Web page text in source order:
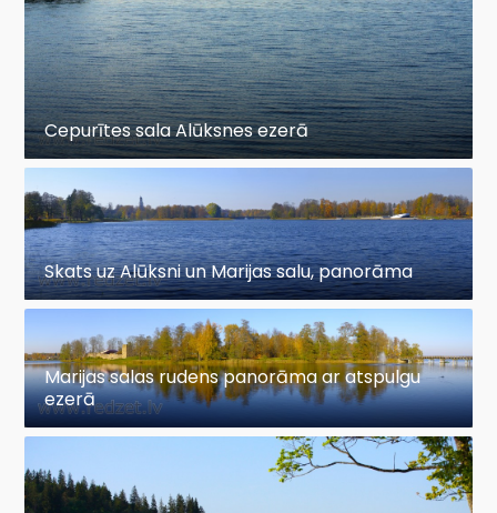
Cepurītes sala Alūksnes ezerā
Skats uz Alūksni un Marijas salu, panorāma
Marijas salas rudens panorāma ar atspulgu
ezerā